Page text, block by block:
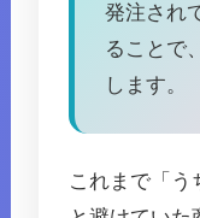
発注され
ることで
します。
これまで「う